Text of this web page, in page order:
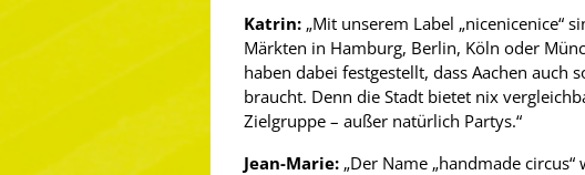
Katrin: „Mit unserem Label „nicenicenice“
Märkten in Hamburg, Berlin, Köln oder
haben dabei festgestellt, dass Aachen auch
braucht. Denn die Stadt bietet nix
Zielgruppe – außer natürlich Partys.“
Jean-Marie: „Der Name „handmade